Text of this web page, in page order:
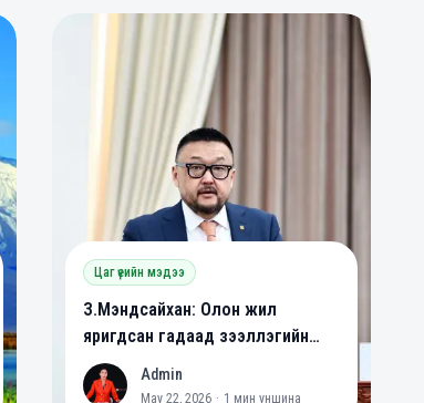
Цаг үеийн мэдээ
З.Мэндсайхан: Олон жил
яригдсан гадаад зээллэгийн
хууль батлагдлаа
A
Admin
May 22, 2026 · 1 мин уншина